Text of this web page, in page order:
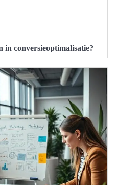
in conversieoptimalisatie?